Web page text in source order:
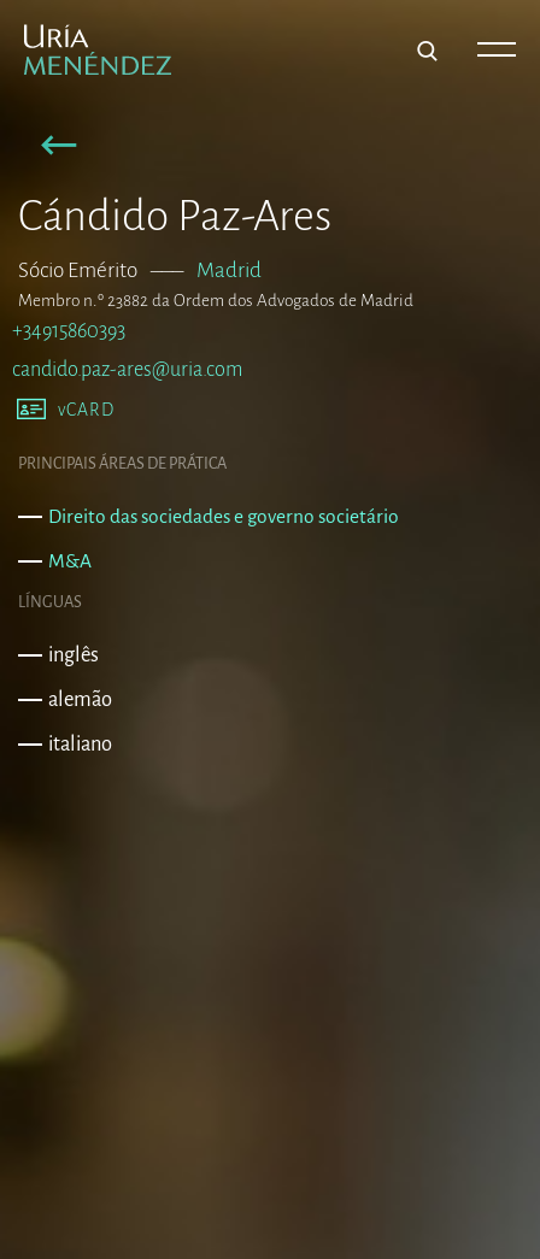
Cándido Paz-Ares
Sócio Emérito ––– Madrid
Membro n.º 23882 da Ordem dos Advogados de Madrid
+34915860393
candido.paz-ares@uria.com
vCARD
PRINCIPAIS ÁREAS DE PRÁTICA
Direito das sociedades e governo societário
M&A
LÍNGUAS
inglês
alemão
italiano